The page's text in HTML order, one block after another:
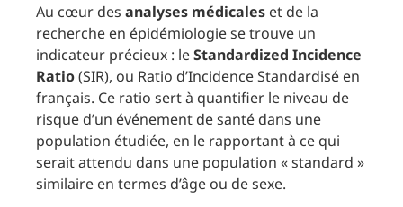
Au cœur des analyses médicales et de la
recherche en épidémiologie se trouve un
indicateur précieux : leStandardized Incidence
Ratio(SIR), ou Ratio d’Incidence Standardisé en
français. Ce ratio sert à quantifier le niveau de
risque d’un événement de santé dans une
population étudiée, en le rapportant à ce qui
serait attendu dans une population « standard »
similaire en termes d’âge ou de sexe.